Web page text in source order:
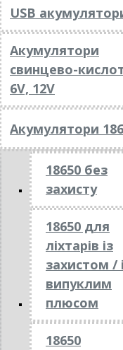
USB
Акумулятори
свинцево-
6V, 12V
Акумулятори
18650 без
захисту
18650 для
ліхтарів із
захистом /
випуклим
плюсом
18650